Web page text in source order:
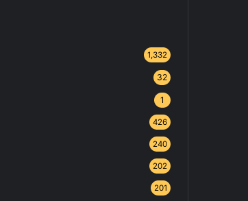
1,332
32
1
426
240
202
201